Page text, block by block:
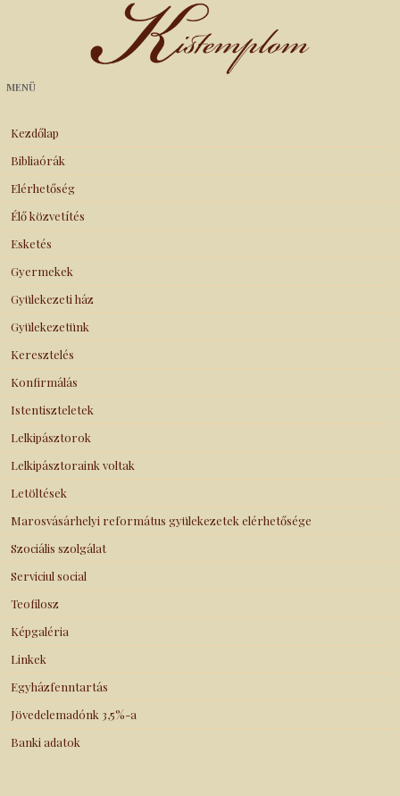
Kistemplom
MENÜ
Kezdőlap
Bibliaórák
Elérhetőség
Élő közvetítés
Esketés
Gyermekek
Gyülekezeti ház
Gyülekezetünk
Keresztelés
Konfirmálás
Istentiszteletek
Lelkipásztorok
Lelkipásztoraink voltak
Letöltések
Marosvásárhelyi református gyülekezetek elérhetősége
Szociális szolgálat
Serviciul social
Teofilosz
Képgaléria
Linkek
Egyházfenntartás
Jövedelemadónk 3,5%-a
Banki adatok